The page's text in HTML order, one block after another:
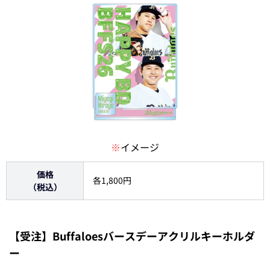
※イメージ
価格
（税込）
各1,800円
【受注】Buffaloesバースデーアクリルキーホルダ
ー